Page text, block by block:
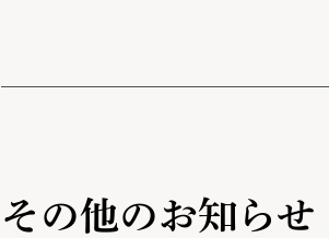
その他のお知らせ